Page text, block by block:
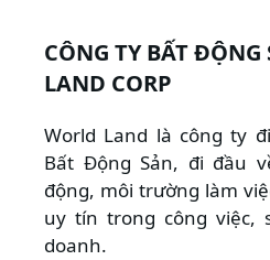
CÔNG TY BẤT ĐỘNG
LAND CORP
World Land là công ty
Bất Động Sản, đi đầu
động, môi trường làm
uy tín trong công việc,
doanh.